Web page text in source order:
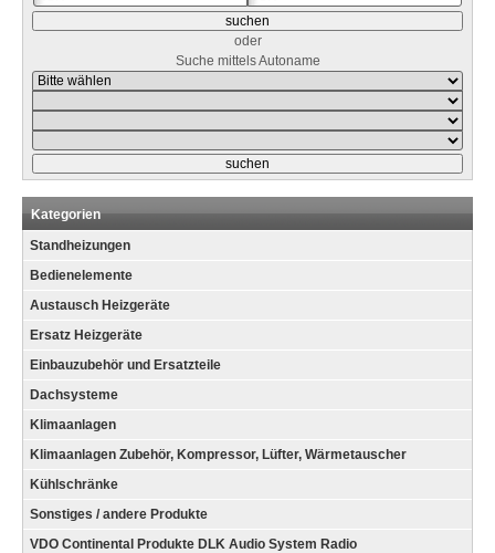
oder
Suche mittels Autoname
Kategorien
Standheizungen
Bedienelemente
Austausch Heizgeräte
Ersatz Heizgeräte
Einbauzubehör und Ersatzteile
Dachsysteme
Klimaanlagen
Klimaanlagen Zubehör, Kompressor, Lüfter, Wärmetauscher
Kühlschränke
Sonstiges / andere Produkte
VDO Continental Produkte DLK Audio System Radio